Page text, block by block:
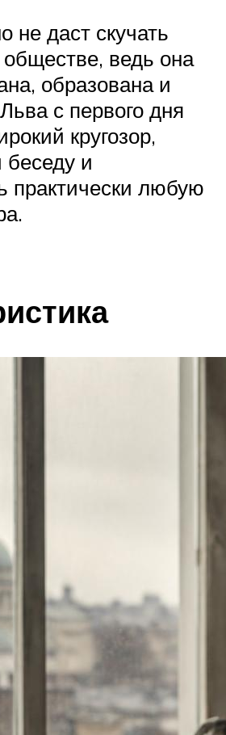
не даст скучать
ведь она
образована и
с первого дня
кругозор,
и
практически любую